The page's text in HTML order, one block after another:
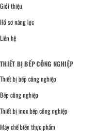
Giới thiệu
Hồ sơ năng lực
Liên hệ
THIẾT BỊ BẾP CÔNG NGHIỆP
Thiết bị bếp công nghiệp
Bếp công nghiệp
Thiết bị inox bếp công nghiệp
Máy chế biến thực phẩm